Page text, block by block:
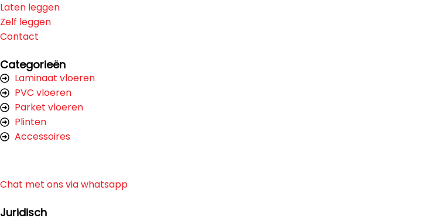
Laten leggen
Zelf leggen
Contact
Categorieën
Laminaat vloeren
PVC vloeren
Parket vloeren
Plinten
Accessoires
Chat met ons via whatsapp
Juridisch